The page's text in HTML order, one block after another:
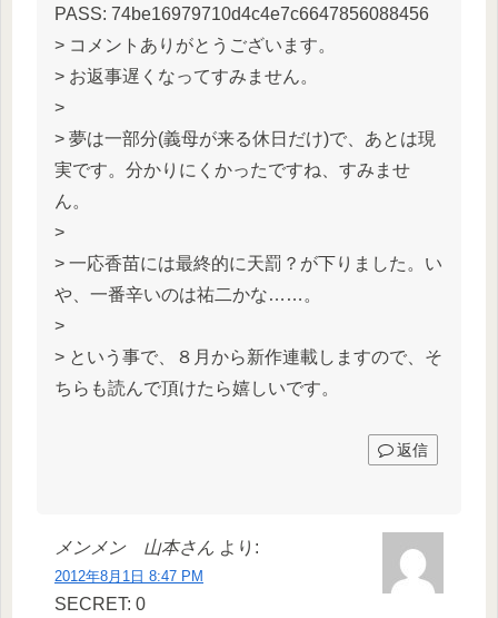
PASS: 74be16979710d4c4e7c6647856088456
> コメントありがとうございます。
> お返事遅くなってすみません。
>
> 夢は一部分(義母が来る休日だけ)で、あとは現
実です。分かりにくかったですね、すみませ
ん。
>
> 一応香苗には最終的に天罰？が下りました。い
や、一番辛いのは祐二かな……。
>
> という事で、８月から新作連載しますので、そ
ちらも読んで頂けたら嬉しいです。
返信
メンメン 山本さん より:
2012年8月1日 8:47 PM
SECRET: 0